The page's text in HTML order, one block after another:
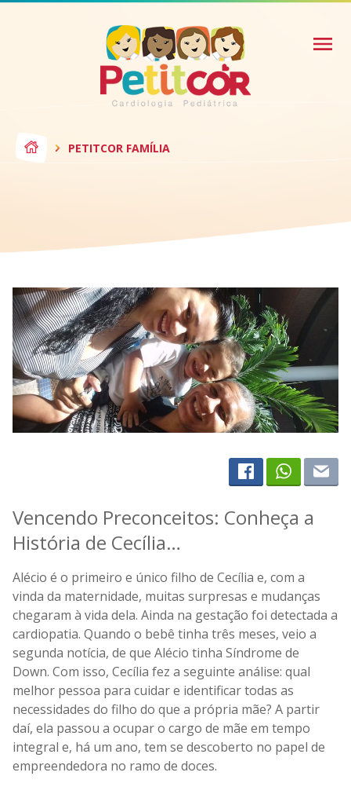
PETITCOR FAMÍLIA
Vencendo Preconceitos: Conheça a
História de Cecília…
Alécio é o primeiro e único filho de Cecília e, com a
vinda da maternidade, muitas surpresas e mudanças
chegaram à vida dela. Ainda na gestação foi detectada a
cardiopatia. Quando o bebê tinha três meses, veio a
segunda notícia, de que Alécio tinha Síndrome de
Down. Com isso, Cecília fez a seguinte análise: qual
melhor pessoa para cuidar e identificar todas as
necessidades do filho do que a própria mãe? A partir
daí, ela passou a ocupar o cargo de mãe em tempo
integral e, há um ano, tem se descoberto no papel de
empreendedora no ramo de doces.